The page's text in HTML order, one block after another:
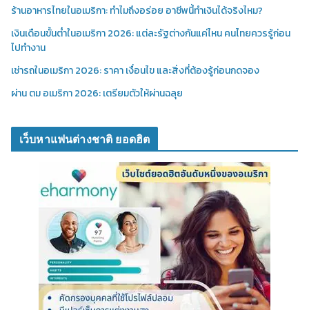
ร้านอาหารไทยในอเมริกา: ทำไมถึงอร่อย อาชีพนี้ทำเงินได้จริงไหม?
เงินเดือนขั้นต่ำในอเมริกา 2026: แต่ละรัฐต่างกันแค่ไหน คนไทยควรรู้ก่อน
ไปทำงาน
เช่ารถในอเมริกา 2026: ราคา เงื่อนไข และสิ่งที่ต้องรู้ก่อนกดจอง
ผ่าน ตม อเมริกา 2026: เตรียมตัวให้ผ่านฉลุย
เว็บหาแฟนต่างชาติ ยอดฮิต